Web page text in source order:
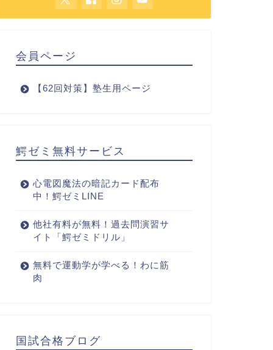
会員ページ
【62回対策】塾生用ページ
鰐ゼミ無料サービス
心電図魔法の暗記カード配布
中！鰐ゼミLINE
他社有料が無料！過去問演習サ
イト「鰐ゼミドリル」
無料で運動学が学べる！わに筋
肉
国試合格ブログ